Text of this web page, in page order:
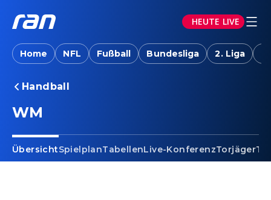
HEUTE LIVE
Home NFL Fußball Bundesliga 2. Liga
Handball
WM
ÜbersichtSpielplanTabellenLive-KonferenzTorjäger